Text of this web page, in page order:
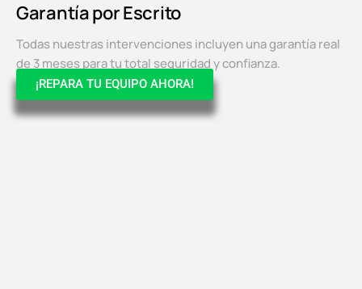
Garantía por Escrito
Todas nuestras intervenciones incluyen una garantía real
de 3 meses para tu total seguridad y confianza.
¡REPARA TU EQUIPO AHORA!